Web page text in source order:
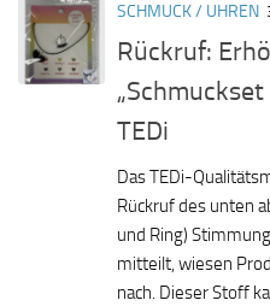
SCHMUCK / UHREN
Rückruf:
TEDi
Das TEDi-
Rückruf des unten
und Ring)
mitteilt, wiesen
nach. Dieser Stoff